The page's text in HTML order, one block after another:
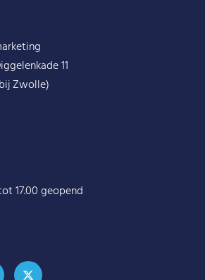
11
Zwolle)
17.00 geopend